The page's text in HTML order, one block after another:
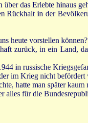
das Erlebte hinaus
Rückhalt in der
heute vorstellen
zurück, in ein Land,
in russische
im Krieg nicht
hatte man später
alles für die